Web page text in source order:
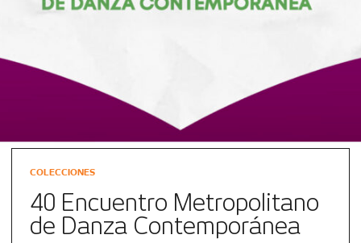
COLECCIONES
40 Encuentro Metropolitano
de Danza Contemporánea